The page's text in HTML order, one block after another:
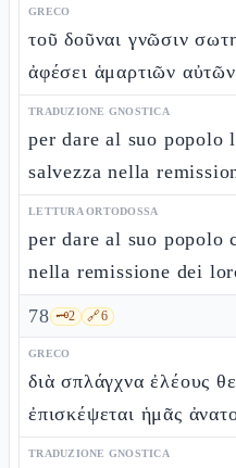
GRECO
τοῦ δοῦναι γνῶσιν
ἀφέσει ἁμαρτιῶν
TRADUZIONE GNOSTICA
per dare al suo popolo
salvezza nella
LETTURA ORTODOSSA
per dare al suo popolo
nella remissione dei
78 🗝️2 🔗6
GRECO
διὰ σπλάγχνα ἐλέους
ἐπισκέψεται ἡμᾶς
TRADUZIONE GNOSTICA